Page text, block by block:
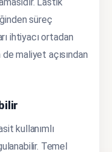
süreç
ihtiyacı ortadan
maliyet açısından
kullanımlı
Temel